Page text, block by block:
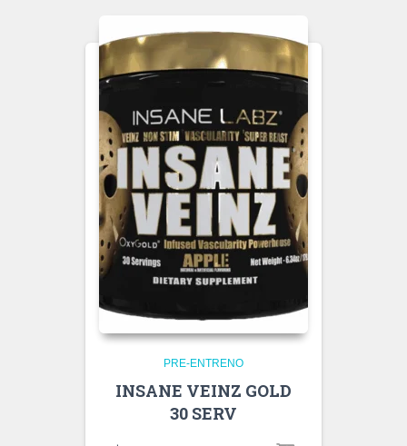
PRE-ENTRENO
INSANE VEINZ GOLD
30 SERV